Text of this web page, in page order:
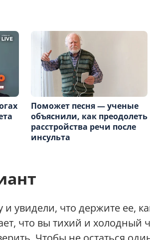
Поможет песня — ученые
объяснили, как преодолеть
расстройства речи после
инсульта
увидели, что держите ее,
что вы тихий и холодный